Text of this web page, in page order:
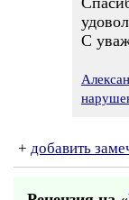
С
+ добавить